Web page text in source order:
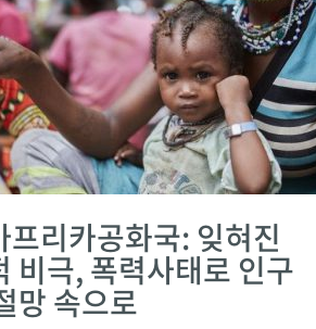
프리카공화국: 잊혀진
비극, 폭력사태로 인구
망 속으로